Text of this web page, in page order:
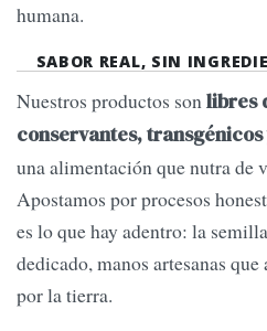
humana.
SABOR REAL, SIN
Nuestros productos sonlibres
conservantes,
una alimentación que nutra de
Apostamos por procesos
es lo que hay adentro: la
dedicado, manos artesanas
por la tierra.